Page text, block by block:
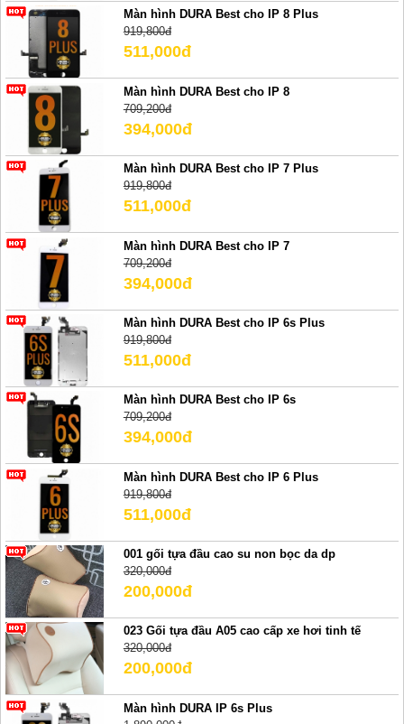
Màn hình DURA Best cho IP 8 Plus
919,800đ
511,000đ
Màn hình DURA Best cho IP 8
709,200đ
394,000đ
Màn hình DURA Best cho IP 7 Plus
919,800đ
511,000đ
Màn hình DURA Best cho IP 7
709,200đ
394,000đ
Màn hình DURA Best cho IP 6s Plus
919,800đ
511,000đ
Màn hình DURA Best cho IP 6s
709,200đ
394,000đ
Màn hình DURA Best cho IP 6 Plus
919,800đ
511,000đ
001 gối tựa đầu cao su non bọc da dp
320,000đ
200,000đ
023 Gối tựa đầu A05 cao cấp xe hơi tinh tế
320,000đ
200,000đ
Màn hình DURA IP 6s Plus